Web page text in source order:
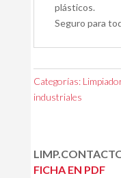
plásticos.
Seguro para
Categorías:
industriales
FICHA EN PDF